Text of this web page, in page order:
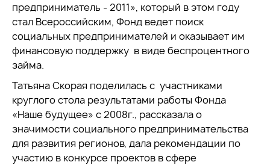
предприниматель - 2011», который в этом году
стал Всероссийским, Фонд ведет поиск
социальных предпринимателей и оказывает им
финансовую поддержку в виде беспроцентного
займа.
Татьяна Скорая поделилась с участниками
круглого стола результатами работы Фонда
«Наше будущее» с 2008г., рассказала о
значимости социального предпринимательства
для развития регионов, дала рекомендации по
участию в конкурсе проектов в сфере